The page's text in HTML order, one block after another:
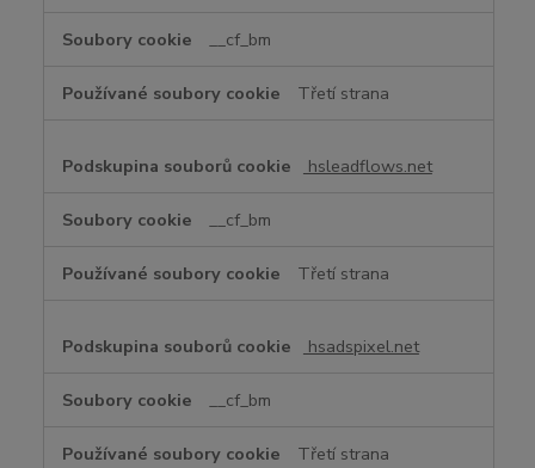
__cf_bm
Třetí strana
hsleadflows.net
__cf_bm
Třetí strana
hsadspixel.net
__cf_bm
Třetí strana